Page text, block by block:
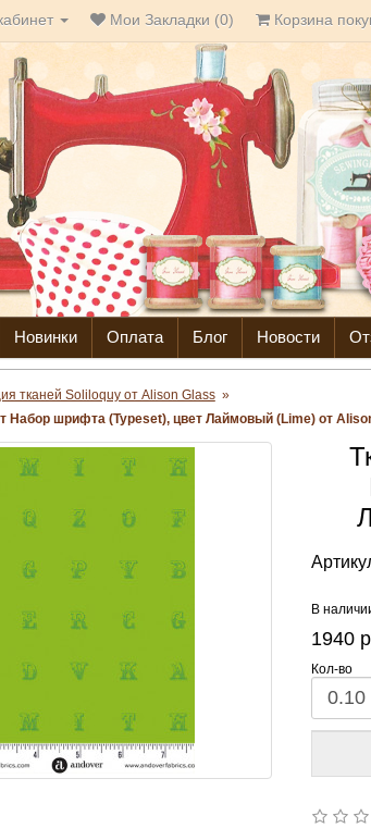
Мои Закладки (0) Корзина
Новинки Оплата Блог Новости
тканей Soliloquy от Alison Glass »
Набор шрифта (Typeset), цвет Лаймовый (Lime) от
В
1940
Кол-во